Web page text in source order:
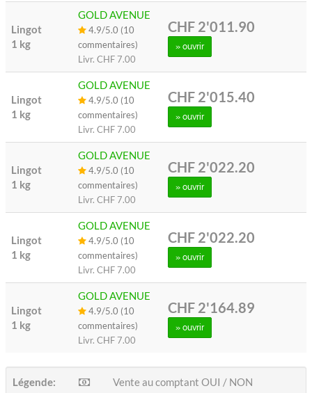
Lingot
1 kg
GOLD AVENUE
4.9/5.0 (10
commentaires)
Livr. CHF 7.00
CHF 2'011.90
» ouvrir
Lingot
1 kg
GOLD AVENUE
4.9/5.0 (10
commentaires)
Livr. CHF 7.00
CHF 2'015.40
» ouvrir
Lingot
1 kg
GOLD AVENUE
4.9/5.0 (10
commentaires)
Livr. CHF 7.00
CHF 2'022.20
» ouvrir
Lingot
1 kg
GOLD AVENUE
4.9/5.0 (10
commentaires)
Livr. CHF 7.00
CHF 2'022.20
» ouvrir
Lingot
1 kg
GOLD AVENUE
4.9/5.0 (10
commentaires)
Livr. CHF 7.00
CHF 2'164.89
» ouvrir
Légende:
Vente au comptant OUI / NON